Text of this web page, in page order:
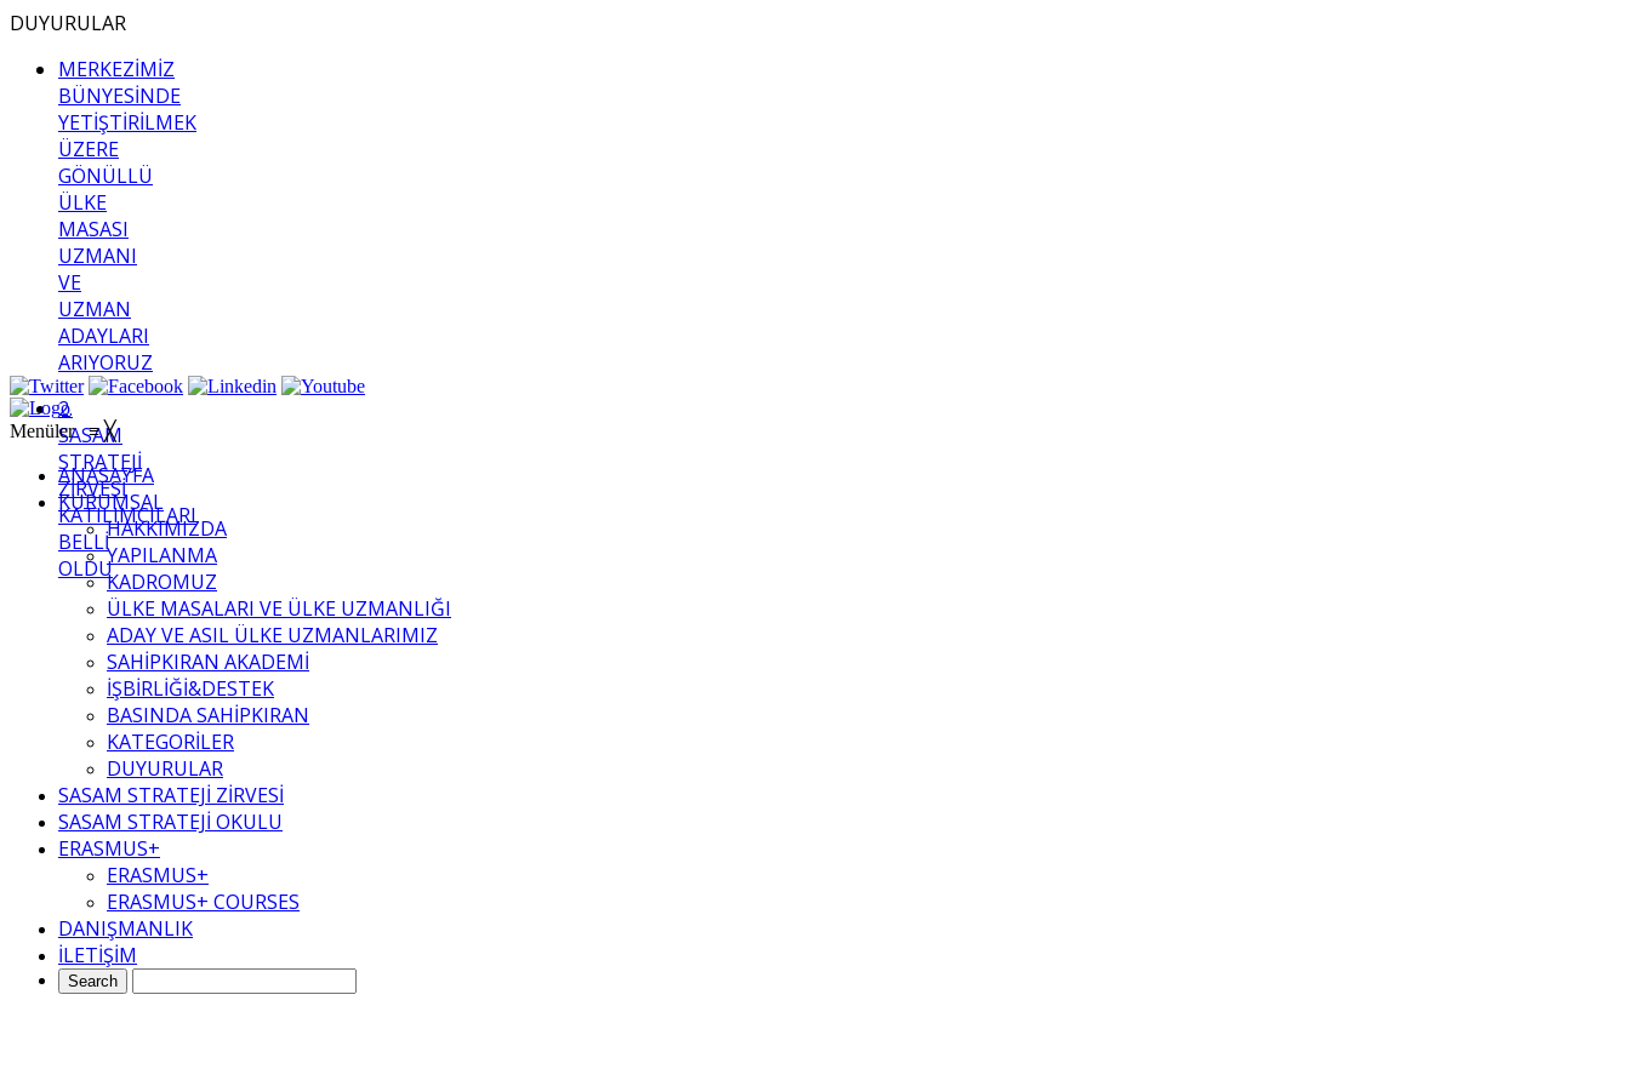
DUYURULAR
MERKEZİMİZ
BÜNYESİNDE
YETİŞTİRİLMEK
ÜZERE
GÖNÜLLÜ
ÜLKE
MASASI
UZMANI
VE
UZMAN
ADAYLARI
ARIYORUZ
2.
SASAM
STRATEJİ
ZİRVESİ
KATILIMCILARI
BELLİ
OLDU
Menüler≡ ╳
ANASAYFA
KURUMSAL
HAKKIMIZDA
YAPILANMA
KADROMUZ
ÜLKE MASALARI VE ÜLKE UZMANLIĞI
ADAY VE ASIL ÜLKE UZMANLARIMIZ
SAHİPKIRAN AKADEMİ
İŞBİRLİĞİ&DESTEK
BASINDA SAHİPKIRAN
KATEGORİLER
DUYURULAR
SASAM STRATEJİ ZİRVESİ
SASAM STRATEJİ OKULU
ERASMUS+
ERASMUS+
ERASMUS+ COURSES
DANIŞMANLIK
İLETİŞİM